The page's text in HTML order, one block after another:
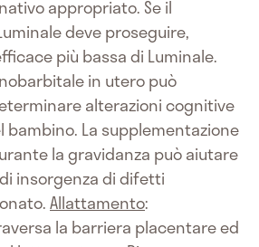
appropriato. Se il
deve proseguire,
più bassa di Luminale.
in utero può
alterazioni cognitive
bambino. La supplementazione
la gravidanza può aiutare
insorgenza di difetti
Allattamento:
la barriera placentare ed